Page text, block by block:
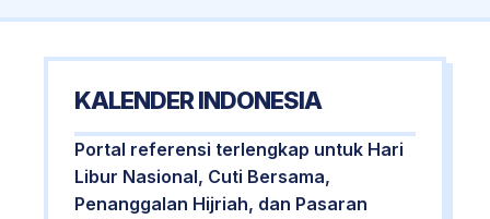
KALENDER INDONESIA
Portal referensi terlengkap untuk Hari
Libur Nasional, Cuti Bersama,
Penanggalan Hijriah, dan Pasaran